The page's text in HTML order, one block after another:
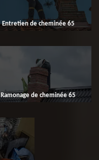
Entretien de cheminée 65
Ramonage de cheminée 65